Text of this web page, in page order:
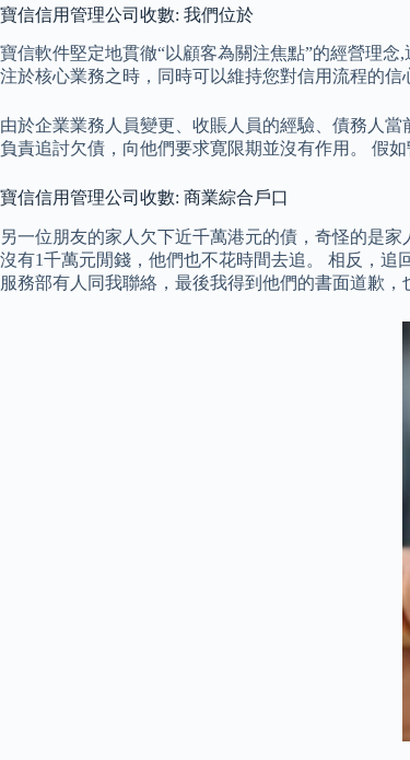
寶信信用管理公司收數: 我們位於
寶信軟件堅定地貫徹“以顧客為關注焦點”的經營理
注於核心業務之時，同時可以維持您對信用流程的信
由於企業業務人員變更、收賬人員的經驗、債務人
負責追討欠債，向他們要求寛限期並沒有作用。 假
寶信信用管理公司收數: 商業綜合戶口
另一位朋友的家人欠下近千萬港元的債，奇怪的是
沒有1千萬元閒錢，他們也不花時間去追。 相反，追
服務部有人同我聯絡，最後我得到他們的書面道歉，